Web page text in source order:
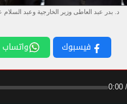
د. بدر عبد العاطى وزير الخارجية وعبد
فيسبوك واتساب